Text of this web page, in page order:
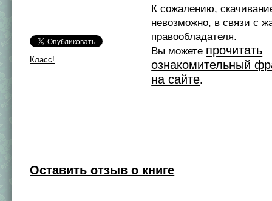
Класс!
К сожалению,
невозможно, в связи с
правообладателя.
Вы можете прочитать
ознакомительный
на сайте.
Оставить отзыв о книге